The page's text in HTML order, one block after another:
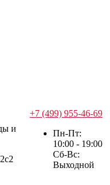
и
+7 (499) 955-46-69
Пн-Пт:
10:00 - 19:00
Сб-Вс:
Выходной